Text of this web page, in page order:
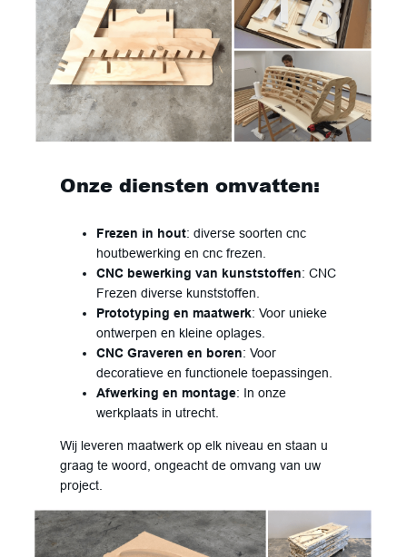
Onze diensten omvatten:
Frezen in hout: diverse soorten cnc
houtbewerking en cnc frezen.
CNC bewerking van kunststoffen: CNC
Frezen diverse kunststoffen.
Prototyping en maatwerk: Voor unieke
ontwerpen en kleine oplages.
CNC Graveren en boren: Voor
decoratieve en functionele toepassingen.
Afwerking en montage: In onze
werkplaats in utrecht.
Wij leveren maatwerk op elk niveau en staan u
graag te woord, ongeacht de omvang van uw
project.